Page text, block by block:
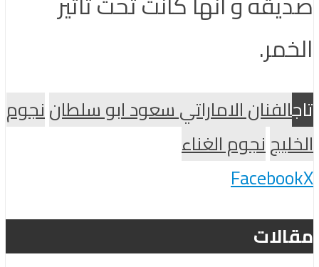
الخمر.
تاجالفنان الاماراتي سعود ابو سلطاننجوم
الخليجنجوم الغناء
FacebookX
مقالات